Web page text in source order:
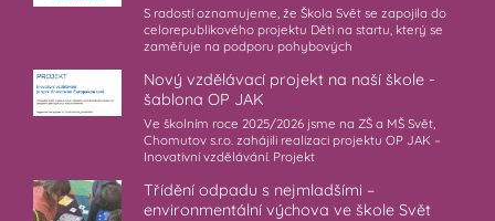
S radostí oznamujeme, že Škola Svět se zapojila do
celorepublikového projektu Děti na startu, který se
zaměřuje na podporu pohybových
Nový vzdělávací projekt na naší škole -
šablona OP JAK
Ve školním roce 2025/2026 jsme na ZŠ a MŠ Svět,
Chomutov s.r.o. zahájili realizaci projektu OP JAK –
Inovativní vzdělávání. Projekt
Třídění odpadu s nejmladšími –
environmentální výchova ve škole Svět